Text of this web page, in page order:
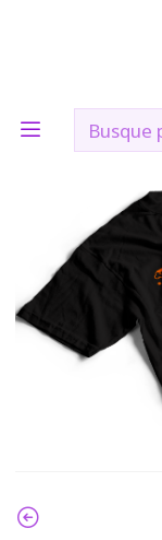
🛠️ Confección: 2